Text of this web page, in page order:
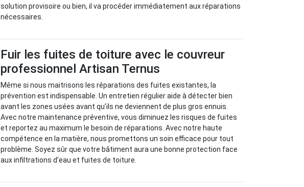
solution provisoire ou bien, il va procéder immédiatement aux réparations
nécessaires.
Fuir les fuites de toiture avec le couvreur
professionnel Artisan Ternus
Même si nous maitrisons les réparations des fuites existantes, la
prévention est indispensable. Un entretien régulier aide à détecter bien
avant les zones usées avant qu’ils ne deviennent de plus gros ennuis.
Avec notre maintenance préventive, vous diminuez les risques de fuites
et reportez au maximum le besoin de réparations. Avec notre haute
compétence en la matière, nous promettons un soin efficace pour tout
problème. Soyez sûr que votre bâtiment aura une bonne protection face
aux infiltrations d’eau et fuites de toiture.